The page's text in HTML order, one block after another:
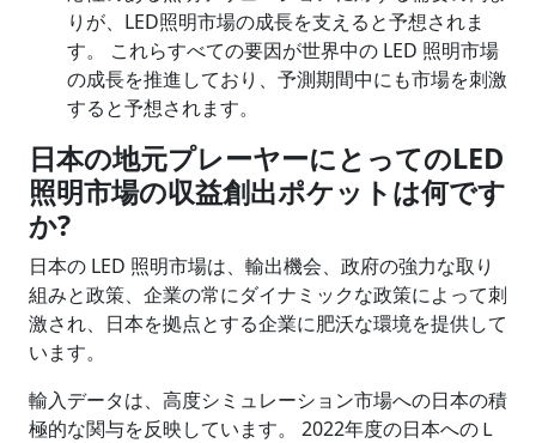
りが、LED照明市場の成長を支えると予想されま
す。 これらすべての要因が世界中の LED 照明市場
の成長を推進しており、予測期間中にも市場を刺激
すると予想されます。
日本の地元プレーヤーにとってのLED
照明市場の収益創出ポケットは何です
か?
日本の LED 照明市場は、輸出機会、政府の強力な取り
組みと政策、企業の常にダイナミックな政策によって刺
激され、日本を拠点とする企業に肥沃な環境を提供して
います。
輸入データは、高度シミュレーション市場への日本の積
極的な関与を反映しています。 2022年度の日本へのＬ